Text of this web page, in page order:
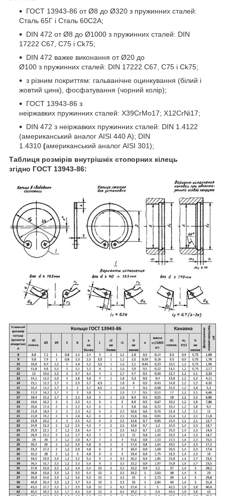
ГОСТ 13943-86 от Ø8 до Ø320 з пружинних сталей:
Сталь 65Г і Сталь 60С2А;
DIN 472 от Ø8 до Ø1000 з пружинних сталей: DIN
17222 C67, C75 і Ck75;
DIN 472 важке виконання от Ø20 до
Ø100 з пружинних сталей: DIN 17222 C67, C75 і Ck75;
з різним покриттям: гальванічне оцинкування (білий і
жовтий цинк), фосфатування (чорний колір);
ГОСТ 13943-86 з
неіржавких пружинних сталей: X39CrMo17; X12CrNi17;
DIN 472 з неіржавких пружинних сталей: DIN 1.4122
(американський аналог AISI 440 A); DIN
1.4310 (американський аналог AISI 301);
Таблиця розмірів внутрішніх стопорних кілець
згідно ГОСТ 13943-86: